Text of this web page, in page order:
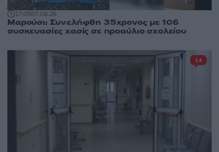
17:0507.08.26
Μαρούσι: Συνελήφθη 35χρονος με 106
συσκευασίες χασίς σε προαύλιο σχολείου
14